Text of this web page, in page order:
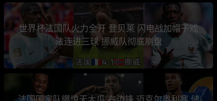
世界杯法国队火力全开 登贝莱 闪电战加帽子戏
法连进三球 挪威队彻底崩盘